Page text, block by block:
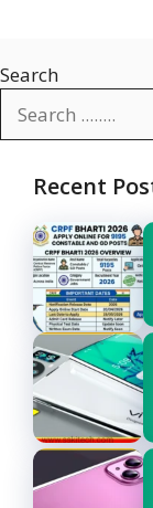
Search
Recent